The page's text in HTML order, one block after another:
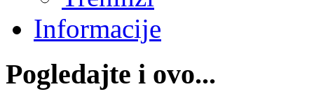
Informacije
Pogledajte i ovo...